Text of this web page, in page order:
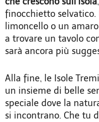
finocchietto
limoncello o un
a trovare un tavolo
sarà ancora più
Alla fine, le Isole
un insieme di belle
speciale dove la
si incontrano. Che tu